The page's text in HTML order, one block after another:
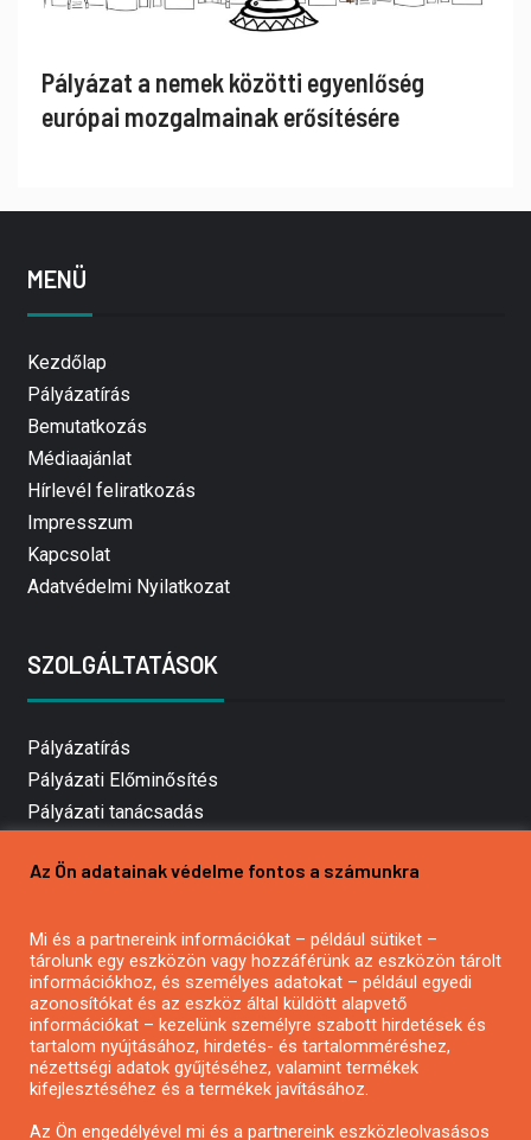
Pályázat a nemek közötti egyenlőség
európai mozgalmainak erősítésére
MENÜ
Kezdőlap
Pályázatírás
Bemutatkozás
Médiaajánlat
Hírlevél feliratkozás
Impresszum
Kapcsolat
Adatvédelmi Nyilatkozat
SZOLGÁLTATÁSOK
Pályázatírás
Pályázati Előminősítés
Pályázati tanácsadás
Mezőgazdasági pályázatírás
Pályázatírás civil szervezeteknek
Pályázatírás önkormányzatoknak
Pályázatfigyelés
Specifikus pályázatfigyelés vagy hírlevél
Az Ön adatainak védelme fontos a számunkra
Mi és a partnereink információkat – például sütiket –
tárolunk egy eszközön vagy hozzáférünk az eszközön tárolt
információkhoz, és személyes adatokat – például egyedi
azonosítókat és az eszköz által küldött alapvető
információkat – kezelünk személyre szabott hirdetések és
tartalom nyújtásához, hirdetés- és tartalomméréshez,
nézettségi adatok gyűjtéséhez, valamint termékek
kifejlesztéséhez és a termékek javításához.
Az Ön engedélyével mi és a partnereink eszközleolvasásos